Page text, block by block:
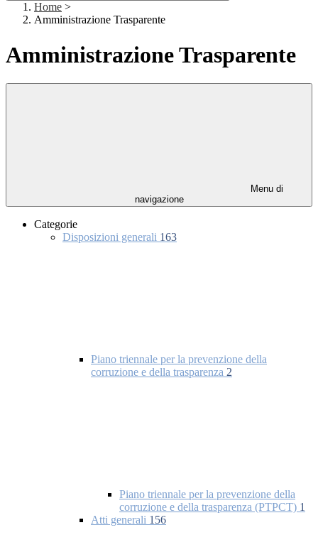
Home >
Amministrazione Trasparente
Amministrazione Trasparente
Menu di
navigazione
Categorie
Disposizioni generali 163
Piano triennale per la prevenzione della
corruzione e della trasparenza 2
Piano triennale per la prevenzione della
corruzione e della trasparenza (PTPCT) 1
Atti generali 156